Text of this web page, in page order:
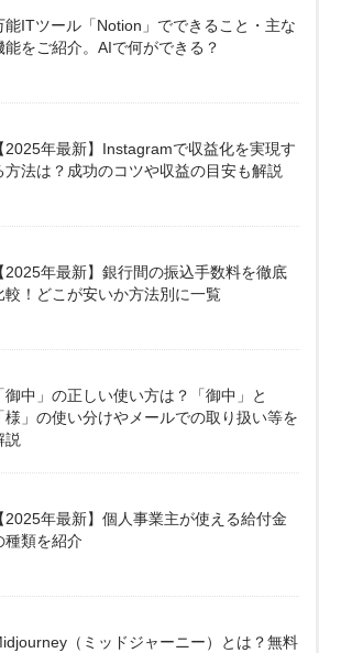
能ITツール「Notion」でできること・主な
能をご紹介。AIで何ができる？
【2025年最新】Instagramで収益化を実現す
方法は？成功のコツや収益の目安も解説
【2025年最新】銀行間の振込手数料を徹底
較！どこが安いか方法別に一覧
「御中」の正しい使い方は？「御中」と
「様」の使い分けやメールでの取り扱い等を
説
【2025年最新】個人事業主が使える給付金
種類を紹介
（ミッドジャーニー）とは？無料